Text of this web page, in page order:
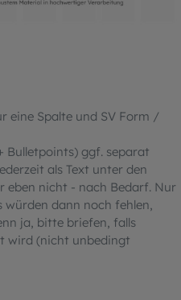
eine Spalte und SV Form /
Bulletpoints) ggf. separat
als Text unter den
eben nicht - nach Bedarf. Nur
würden dann noch fehlen,
ja, bitte briefen, falls
wird (nicht unbedingt